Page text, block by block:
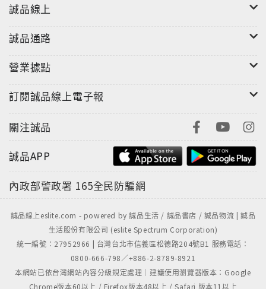
誠品線上
誠品通路
營業據點
訂閱誠品線上電子報
關注誠品
誠品APP
內政部警政署 165全民防騙網
誠品線上eslite.com - powered by 誠品生活 / 誠品書店 / 誠品物流 | 誠品
生活股份有限公司 (eslite Spectrum Corporation)
統一編號：27952966 | 台灣台北市信義區松德路204號B1 服務電話：
0800-666-798／+886-2-8789-8921
本網站已依台灣網站內容分級規定處理｜建議使用瀏覽器版本：Google
Chrome版本60以上 / Firefox版本48以上 / Safari 版本11以上